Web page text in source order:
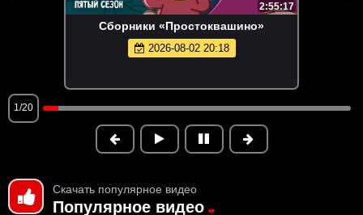
2:55:17
Сборники «Простоквашино»
2026-08-02 20:18
1/20
Скачать популярное видео
Популярное видео